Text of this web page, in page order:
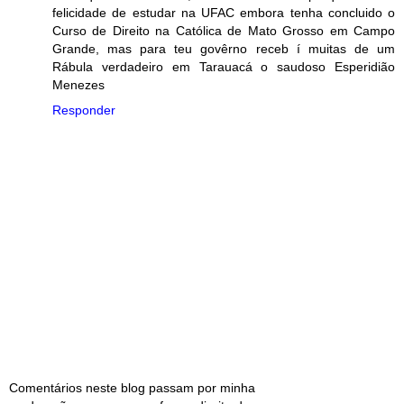
felicidade de estudar na UFAC embora tenha concluido o
Curso de Direito na Católica de Mato Grosso em Campo
Grande, mas para teu govêrno receb í muitas de um
Rábula verdadeiro em Tarauacá o saudoso Esperidião
Menezes
Responder
Comentários neste blog passam por minha